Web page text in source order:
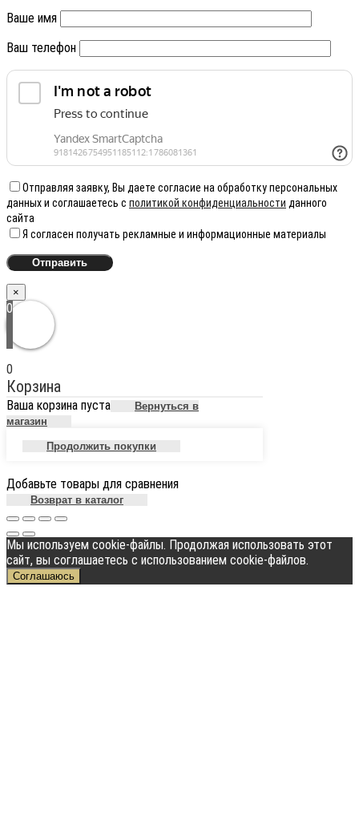
Ваше имя
Ваш телефон
Отправляя заявку, Вы даете согласие на обработку персональных
данных и соглашаетесь с политикой конфиденциальности данного
сайта
Я согласен получать рекламные и информационные материалы
×
0
0
Корзина
Ваша корзина пуста
Вернуться в
магазин
Продолжить покупки
Добавьте товары для сравнения
Возврат в каталог
Мы используем cookie-файлы. Продолжая использовать этот
сайт, вы соглашаетесь с использованием cookie-файлов.
Соглашаюсь